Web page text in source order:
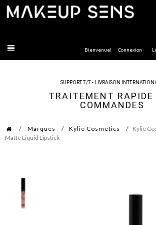
Bienvenue! Connexion
SUPPORT 7/7 - LIVRAISON
TRAITEMENT RAPIDE
COMMANDES
Marques Kylie Cosmetics
Kylie
Matte Liquid Lipstick